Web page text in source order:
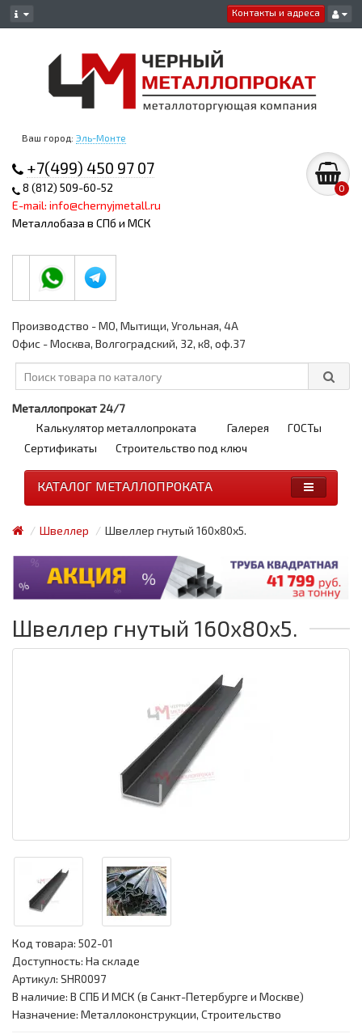
Контакты и адреса
Ваш город: Эль-Монте
+7(499) 450 97 07
8 (812) 509-60-52
E-mail: info@chernyjmetall.ru
Металлобаза в СПб и МСК
0
Производство - МО, Мытищи, Угольная, 4А
Офис - Москва, Волгоградский, 32, к8, оф.37
Металлопрокат 24/7
Калькулятор металлопроката
Галерея
ГОСТы
Сертификаты
Строительство под ключ
КАТАЛОГ МЕТАЛЛОПРОКАТА
Швеллер Швеллер гнутый 160x80x5.
Швеллер гнутый 160x80x5.
Код товара: 502-01
Доступность: На складе
Артикул: SHR0097
В наличие: В СПБ И МСК (в Санкт-Петербурге и Москве)
Назначение: Металлоконструкции, Строительство